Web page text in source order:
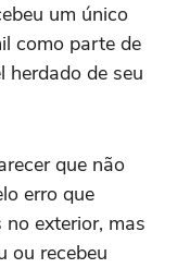
um único
como parte de
herdado de seu
que não
erro que
exterior, mas
ou recebeu